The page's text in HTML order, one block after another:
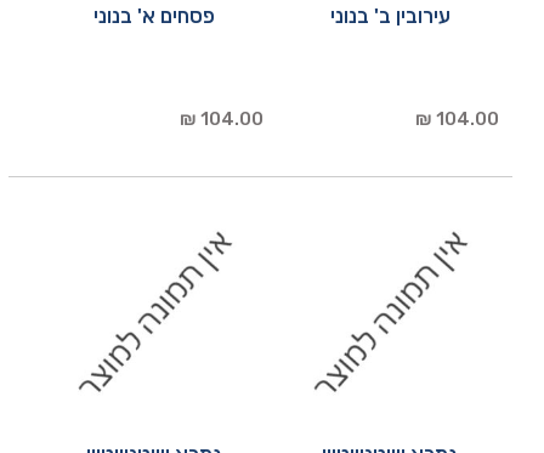
עירובין ב' בנוני
104.00 ₪
פסחים א' בנוני
104.00 ₪